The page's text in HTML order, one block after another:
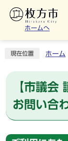
ホームへ
現在位置 ホーム
【市議会
お問い合